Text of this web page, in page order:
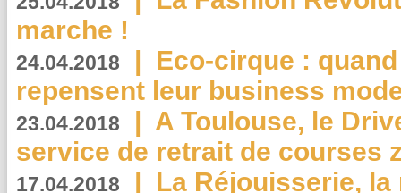
marche !
24.04.2018 | Eco-cirque :
repensent leur business
23.04.2018 | A Toulouse, le
service de retrait de courses
17.04.2018 | La Réjouisserie,